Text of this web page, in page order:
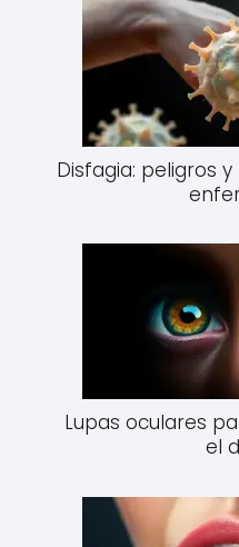
Disfagia: peligros
Lupas oculares
el